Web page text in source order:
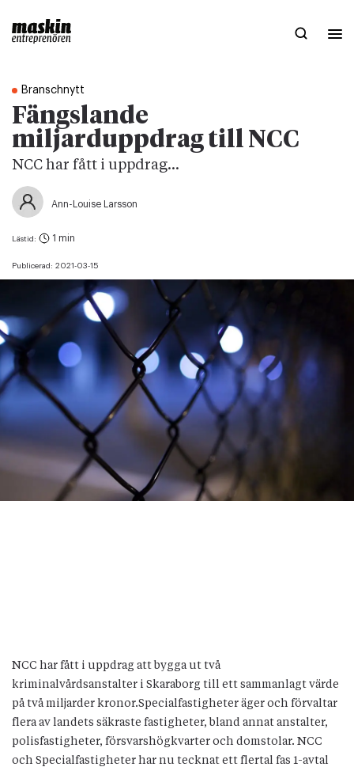
Branschnytt
Fängslande
miljarduppdrag till NCC
NCC har fått i uppdrag...
Ann-Louise Larsson
Publicerad: 2021-03-15
Lästid: 1 min
NCC har fått i uppdrag att bygga ut två
kriminalvårdsanstalter i Skaraborg till ett sammanlagt värde
på två miljarder kronor.Specialfastigheter äger och förvaltar
flera av landets säkraste fastigheter, bland annat anstalter,
polisfastigheter, försvarshögkvarter och domstolar. NCC
och Specialfastigheter har nu tecknat ett flertal fas 1-avtal